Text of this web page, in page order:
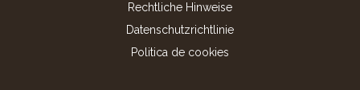
Rechtliche Hinweise
Datenschutzrichtlinie
Politica de cookies